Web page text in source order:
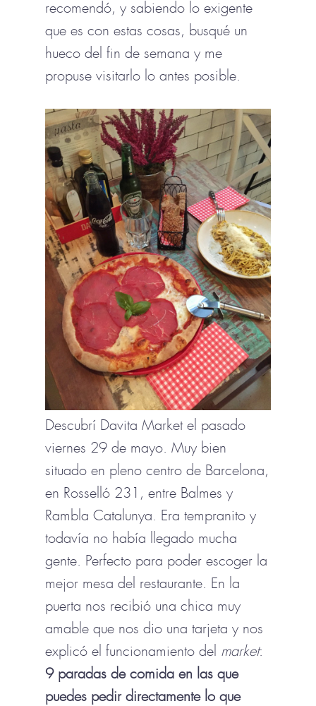
recomendó, y sabiendo lo exigente
que es con estas cosas, busqué un
hueco del fin de semana y me
propuse visitarlo lo antes posible.
Descubrí Davita Market el pasado
viernes 29 de mayo. Muy bien
situado en pleno centro de Barcelona,
en Rosselló 231, entre Balmes y
Rambla Catalunya. Era tempranito y
todavía no había llegado mucha
gente. Perfecto para poder escoger la
mejor mesa del restaurante. En la
puerta nos recibió una chica muy
amable que nos dio una tarjeta y nos
explicó el funcionamiento del market:
9 paradas de comida en las que
puedes pedir directamente lo que